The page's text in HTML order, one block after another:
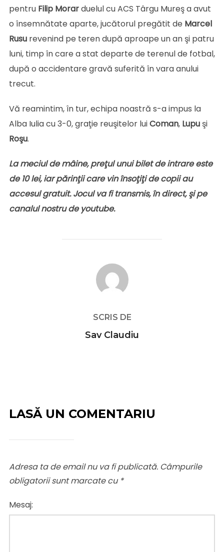
pentru Filip Morarduelul cu ACS Târgu Mureş a avut
o însemnătate aparte, jucătorul pregătit de Marcel
Rusurevenind pe teren după aproape un an şi patru
luni, timp în care a stat departe de terenul de fotbal,
după o accidentare gravă suferită în vara anului
trecut.
Vă reamintim, în tur, echipa noastră s-a impus la
Alba Iulia cu 3-0, graţie reuşitelor luiComan, Lupuşi
Roşu.
La meciul de mâine, preţul unui bilet de intrare este
de 10 lei, iar părinţii care vin însoţiţi de copii au
accesul gratuit. Jocul va fi transmis, în direct, şi pe
canalul nostru de youtube.
AUTOR ARTICOL
SCRIS DE
Sav Claudiu
LASĂ UN COMENTARIU
Adresa ta de email nu va fi publicată. Câmpurile
obligatorii sunt marcate cu *
Mesaj: